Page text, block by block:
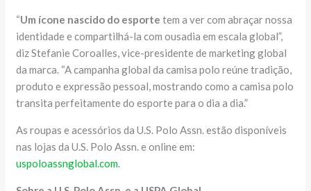
“Um ícone nascido do esporte tem a ver com abraçar nossa
identidade e compartilhá-la com ousadia em escala global”,
diz Stefanie Coroalles, vice-presidente de marketing global
da marca. “A campanha global da camisa polo reúne tradição,
produto e expressão pessoal, mostrando como a camisa polo
transita perfeitamente do esporte para o dia a dia.”
As roupas e acessórios da U.S. Polo Assn. estão disponíveis
nas lojas da U.S. Polo Assn. e online em:
uspoloassnglobal.com.